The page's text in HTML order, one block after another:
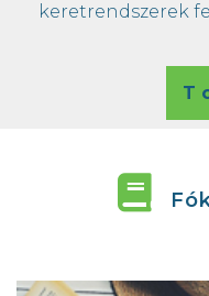
keretrendszerek
T